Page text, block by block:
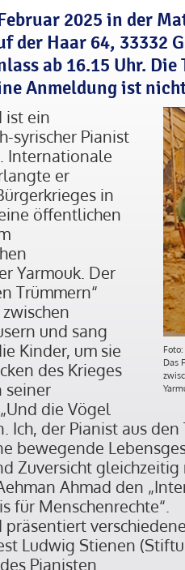
2025 in der
der Haar 64, 33332
ab 16.15 Uhr.
Anmeldung ist
Das
ist ein
syrischer Pianist
Internationale
er
in
öffentlichen
Yarmouk. Der
Trümmern“
und sang
Kinder, um sie
des Krieges
seiner
die Vögel
Ich, der Pianist aus
bewegende
Zuversicht gleichzeitig
Ahmad den
für Menschenrechte“.
präsentiert
Ludwig Stienen
Pianisten.